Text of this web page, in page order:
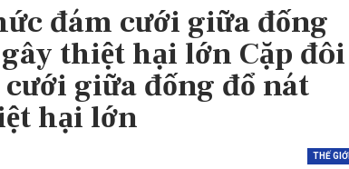
đám cưới giữa đống
thiệt hại lớn Cặp đôi
giữa đống đổ nát
hại lớn
THẾ GIỚI
THỂ THAO